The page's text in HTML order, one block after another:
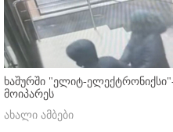
ხაშურში "ელიტ-
მოიპარეს
ახალი ამბები